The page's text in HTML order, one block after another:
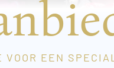
VOOR EEN